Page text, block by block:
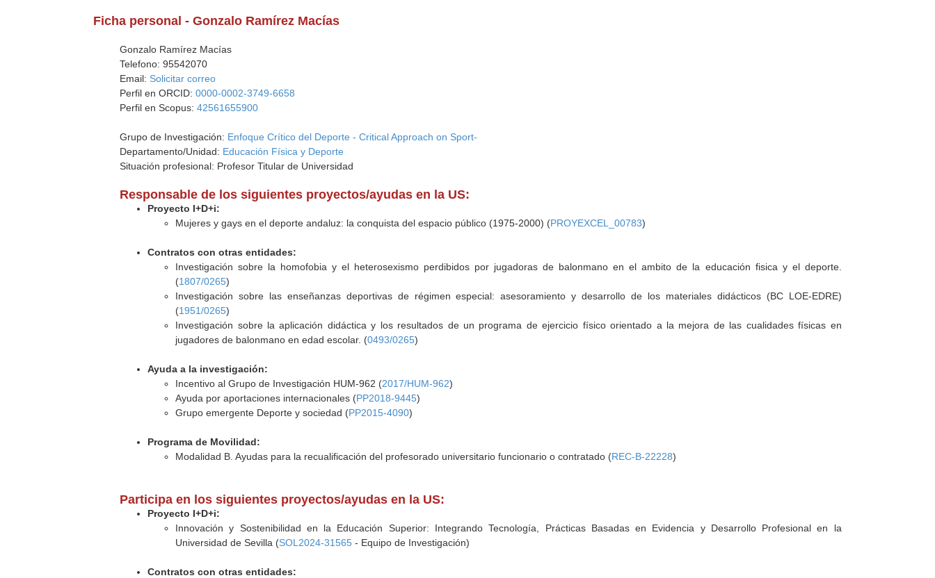
Ficha personal - Gonzalo Ramírez Macías
Gonzalo Ramírez Macías
Telefono: 95542070
Email: Solicitar correo
Perfil en ORCID:0000-0002-3749-6658
Perfil en Scopus:42561655900
Grupo de Investigación: Enfoque Crítico del Deporte - Critical Approach on Sport-
Departamento/Unidad: Educación Física y Deporte
Situación profesional: Profesor Titular de Universidad
Responsable de los siguientes proyectos/ayudas en la US:
Proyecto I+D+i:
Mujeres y gays en el deporte andaluz: la conquista del espacio público (1975-2000) (PROYEXCEL_00783)
Contratos con otras entidades:
Investigación sobre la homofobia y el heterosexismo perdibidos por jugadoras de balonmano en el ambito de la educación fisica y el deporte.
(1807/0265)
Investigación sobre las enseñanzas deportivas de régimen especial: asesoramiento y desarrollo de los materiales didácticos (BC LOE-EDRE)
(1951/0265)
Investigación sobre la aplicación didáctica y los resultados de un programa de ejercicio físico orientado a la mejora de las cualidades físicas en
jugadores de balonmano en edad escolar. (0493/0265)
Ayuda a la investigación:
Incentivo al Grupo de Investigación HUM-962 (2017/HUM-962)
Ayuda por aportaciones internacionales (PP2018-9445)
Grupo emergente Deporte y sociedad (PP2015-4090)
Programa de Movilidad:
Modalidad B. Ayudas para la recualificación del profesorado universitario funcionario o contratado (REC-B-22228)
Participa en los siguientes proyectos/ayudas en la US:
Proyecto I+D+i:
Innovación y Sostenibilidad en la Educación Superior: Integrando Tecnología, Prácticas Basadas en Evidencia y Desarrollo Profesional en la
Universidad de Sevilla (SOL2024-31565 - Equipo de Investigación)
Contratos con otras entidades: